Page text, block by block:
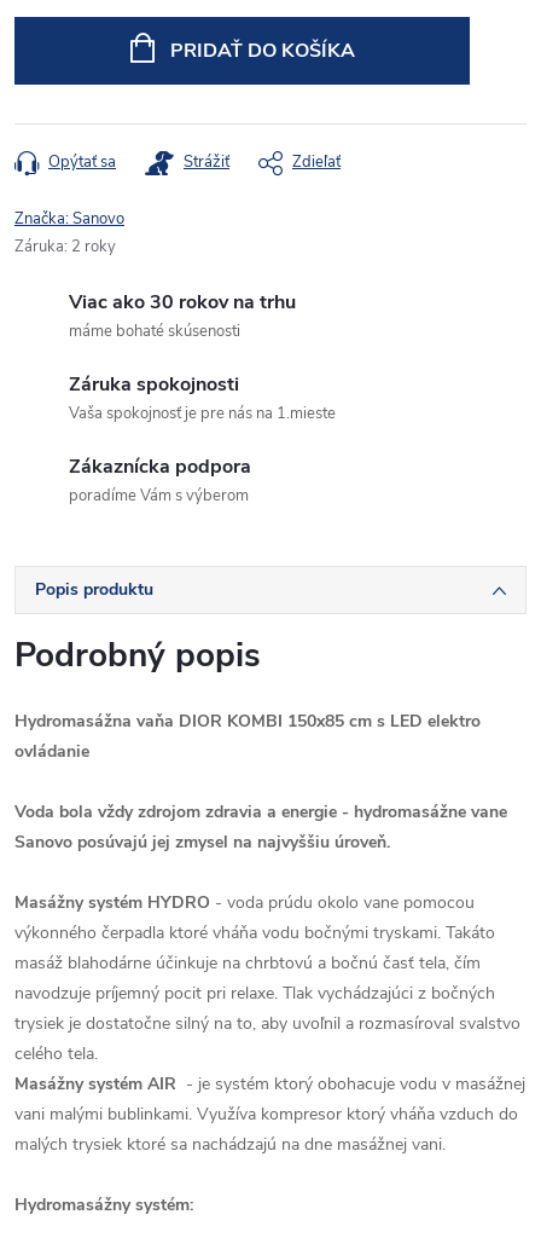
PRIDAŤ DO KOŠÍKA
Opýtať sa Strážiť Zdieľať
Značka:Sanovo
Záruka: 2 roky
Viac ako 30 rokov na trhu
máme bohaté skúsenosti
Záruka spokojnosti
Vaša spokojnosť je pre nás na 1.mieste
Zákaznícka podpora
poradíme Vám s výberom
Popis produktu
Podrobný popis
Hydromasážna vaňa DIOR KOMBI 150x85 cm s LED elektro
ovládanie
Voda bola vždy zdrojom zdravia a energie - hydromasážne vane
Sanovo posúvajú jej zmysel na najvyššiu úroveň.
Masážny systém HYDRO - voda prúdu okolo vane pomocou
výkonného čerpadla ktoré vháňa vodu bočnými tryskami. Takáto
masáž blahodárne účinkuje na chrbtovú a bočnú časť tela, čím
navodzuje príjemný pocit pri relaxe. Tlak vychádzajúci z bočných
trysiek je dostatočne silný na to, aby uvoľnil a rozmasíroval svalstvo
celého tela.
Masážny systém AIR - je systém ktorý obohacuje vodu v masážnej
vani malými bublinkami. Využíva kompresor ktorý vháňa vzduch do
malých trysiek ktoré sa nachádzajú na dne masážnej vani.
Hydromasážny systém: